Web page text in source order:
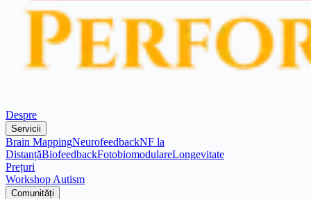
Despre
Servicii
Brain MappingNeurofeedbackNF la
DistanțăBiofeedbackFotobiomodulareLongevitate
Prețuri
Workshop Autism
Comunități